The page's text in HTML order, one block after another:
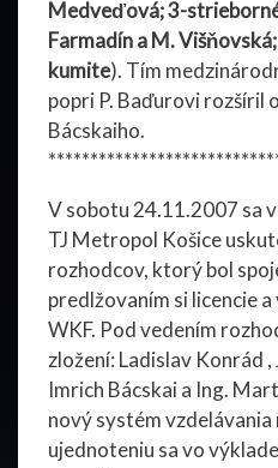
Medveďová; 3-
Farmadín a M.
kumite). Tím
popri P. Baďurovi rozšíril
Bácskaiho.
V sobotu 24.11.2007 sa
TJ Metropol Košice
rozhodcov, ktorý bol
predlžovaním si licencie
WKF. Pod vedením
zložení: Ladislav Konrád ,
Imrich Bácskai a Ing.
nový systém
ujednoteniu sa vo